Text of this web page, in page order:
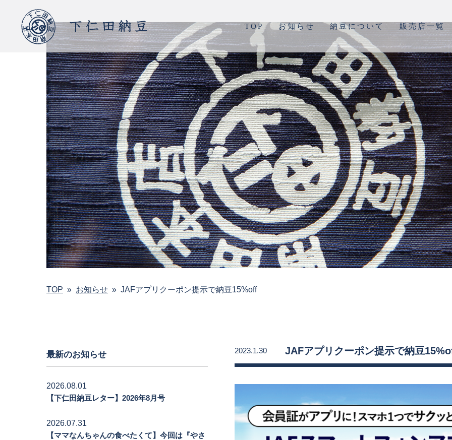
TOP お知らせ 納豆について 販売店一覧
TOP » お知らせ » JAFアプリクーポン提示で納豆15%off
2023.1.30 JAFアプリクーポン提示で納豆
最新のお知らせ
【下仁田納豆レター】2026年8月号
2026.08.01
【ママなんちゃんの食べたくて】今回は『やさ
2026.07.31